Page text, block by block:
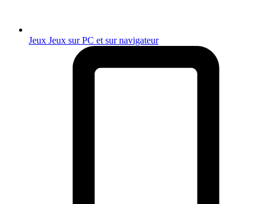
Jeux Jeux sur PC et sur navigateur